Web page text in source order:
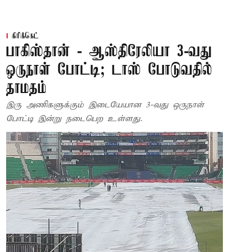
கிரிக்கெட்
பாகிஸ்தான் - ஆஸ்திரேலியா 3-வது
ஒருநாள் போட்டி; டாஸ் போடுவதில்
தாமதம்
இரு அணிகளுக்கும் இடையேயான 3-வது ஒருநாள்
போட்டி இன்று நடைபெற உள்ளது.